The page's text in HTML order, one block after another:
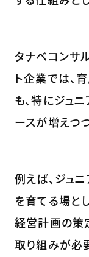
タナベコンサ
ト企業では、
も、特にジュ
ースが増えつ
例えば、ジュ
を育てる場と
経営計画の策
取り組みが必